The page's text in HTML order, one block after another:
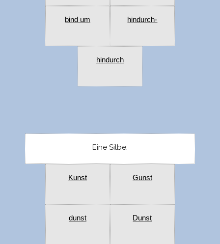
bind um hindurch-
hindurch
Eine Silbe:
Kunst Gunst
dunst Dunst